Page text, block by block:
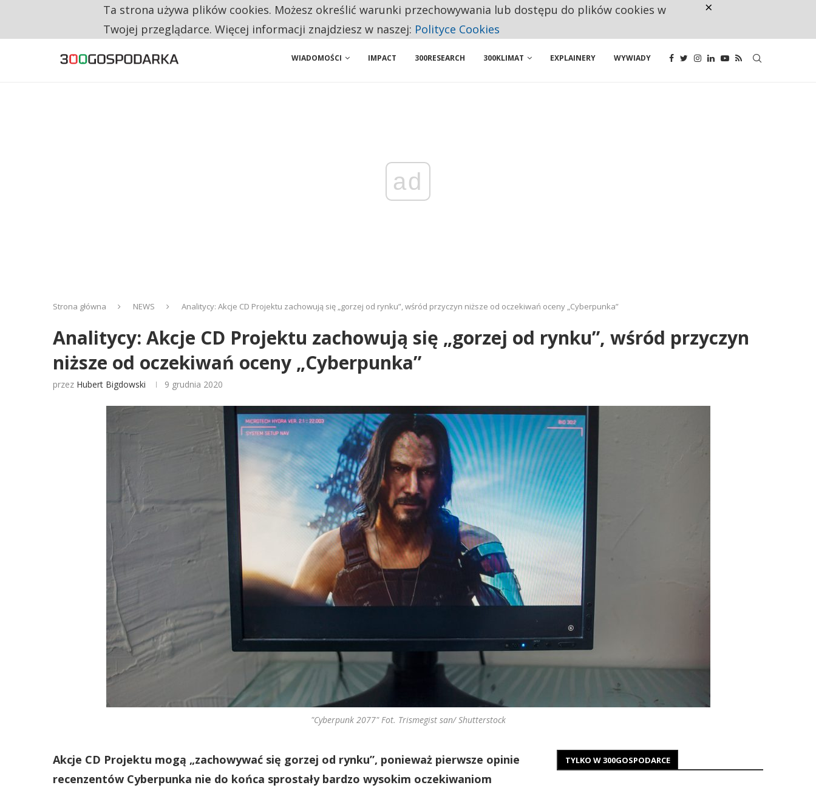
CO TRZECIĄ ZŁOTÓWKĘ Z EMERYTURY SENIORZY PRZEZNACZAJĄ NA PODSTAWOWE ZAKUPY
WIADOMOŚCI IMPACT 300RESEARCH 300KLIMAT EXPLAINERY WYWIADY
ad
Strona główna NEWS Analitycy: Akcje CD Projektu zachowują się „gorzej od rynku”, wśród przyczyn niższe od oczekiwań oceny „Cyberpunka”
Analitycy: Akcje CD Projektu zachowują się „gorzej od rynku”, wśród przyczyn
niższe od oczekiwań oceny „Cyberpunka”
przez Hubert Bigdowski 9 grudnia 2020
"Cyberpunk 2077" Fot. Trismegist san/ Shutterstock
Akcje CD Projektu mogą „zachowywać się gorzej od rynku”, ponieważ pierwsze opinie
recenzentów Cyberpunka nie do końca sprostały bardzo wysokim oczekiwaniom
TYLKO W 300GOSPODARCE
Ta strona używa plików cookies. Możesz określić warunki przechowywania lub dostępu do plików cookies w
Twojej przeglądarce. Więcej informacji znajdziesz w naszej: Polityce Cookies
×